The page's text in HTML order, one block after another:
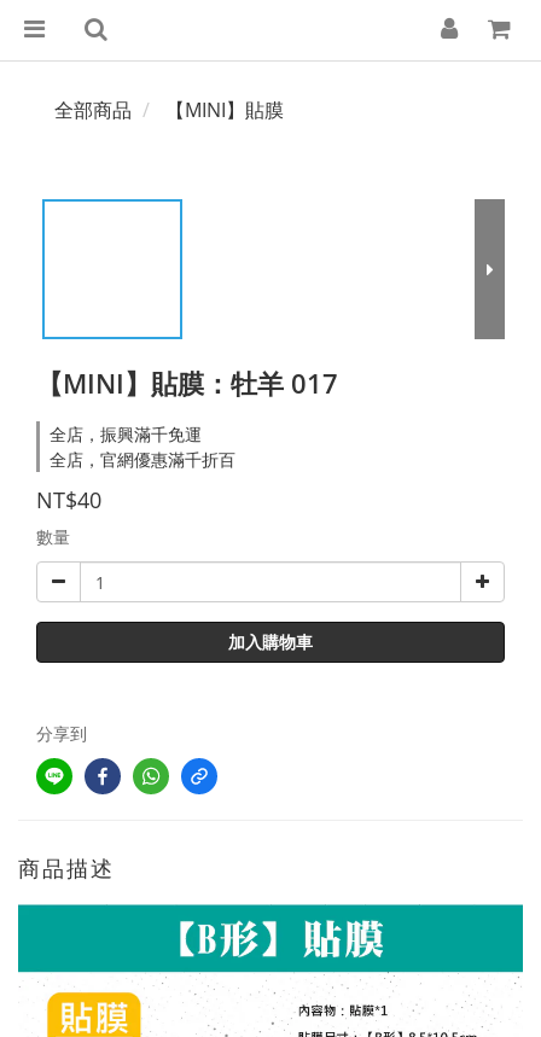
全部商品 【MINI】貼膜
【MINI】貼膜：牡羊 017
全店，振興滿千免運
全店，官網優惠滿千折百
NT$40
數量
加入購物車
分享到
商品描述